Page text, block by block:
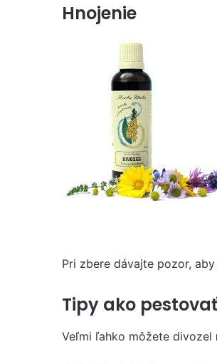
Hnojenie
Pri zbere dávajte pozor,
Tipy ako
Veľmi ľahko môžete divozel